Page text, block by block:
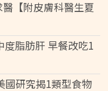
【附皮膚科醫生夏
脂肪肝 早餐改吃1
研究揭1類型食物